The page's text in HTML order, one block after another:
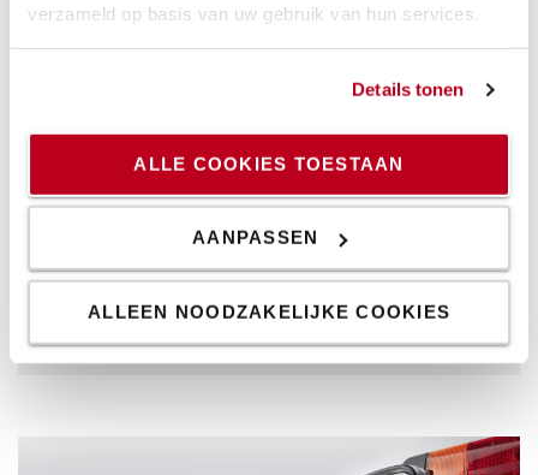
verzameld op basis van uw gebruik van hun services.
Details tonen
ALLE COOKIES TOESTAAN
AANPASSEN
ALLEEN NOODZAKELIJKE COOKIES
Veiligheid voorop
werkomgeving.
Bekijk onze veiligheidsproducten